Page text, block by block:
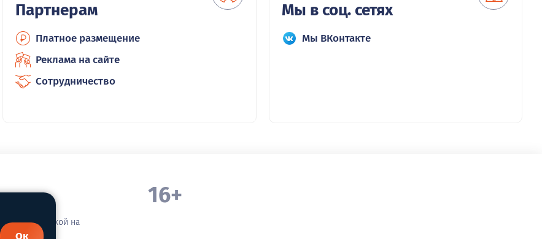
Партнерам
Платное размещение
Реклама на сайте
Сотрудничество
Мы в соц. сетях
Мы ВКонтакте
ссылкой на
16+
Ок